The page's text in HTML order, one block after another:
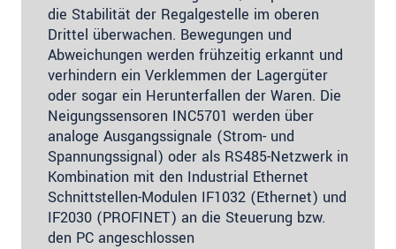
die Stabilität der Regalgestelle im oberen
Drittel überwachen. Bewegungen und
Abweichungen werden frühzeitig erkannt und
verhindern ein Verklemmen der Lagergüter
oder sogar ein Herunterfallen der Waren. Die
Neigungssensoren INC5701 werden über
analoge Ausgangssignale (Strom- und
Spannungssignal) oder als RS485-Netzwerk in
Kombination mit den Industrial Ethernet
Schnittstellen-Modulen IF1032 (Ethernet) und
IF2030 (PROFINET) an die Steuerung bzw.
den PC angeschlossen